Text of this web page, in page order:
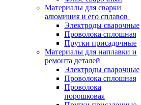
Материалы для сварки
алюминия и его сплавов
Электроды сварочные
Проволока сплошная
Прутки присадочные
Материалы для наплавки и
ремонта деталей
Электроды сварочные
Проволока сплошная
Проволока
порошковая